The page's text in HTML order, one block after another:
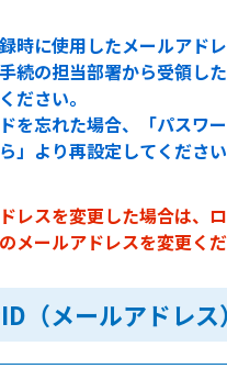
時に使用したメールアドレ
続の担当部署から受領し
ださい。
を忘れた場合、「パスワ
」より再設定してください
レスを変更した場合は、
メールアドレスを変更くだ
（メールアドレス）